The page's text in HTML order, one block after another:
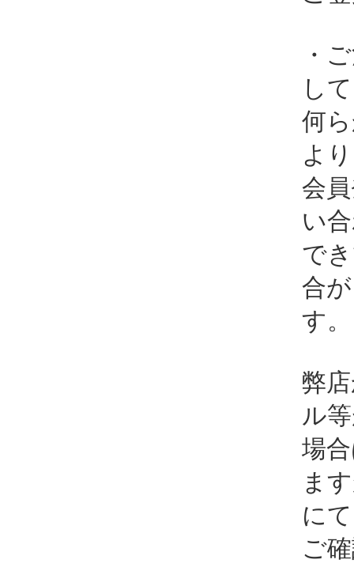
・
し
何
よ
会
い
で
合
す。
弊
ル
場
ま
に
ご